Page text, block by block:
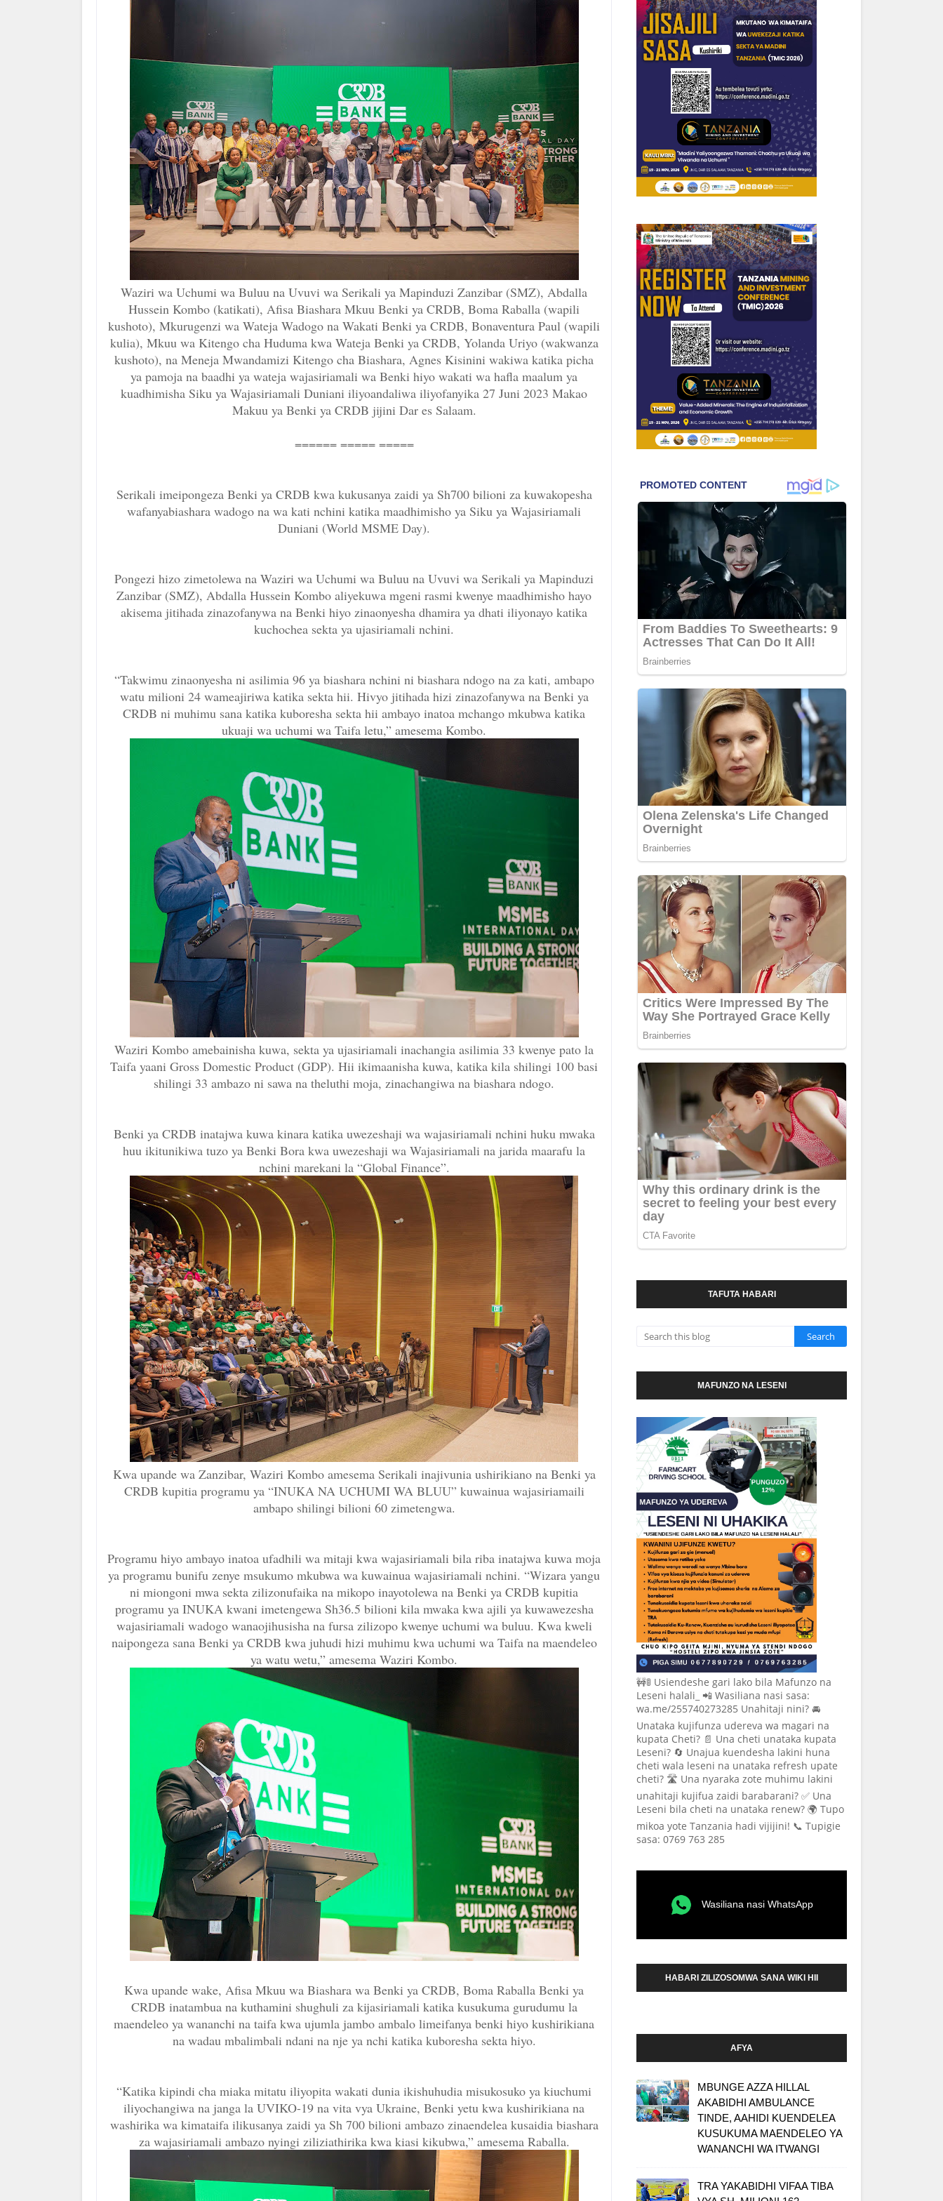
Waziri wa Uchumi wa Buluu na Uvuvi wa Serikali ya Mapinduzi Zanzibar (SMZ), Abdalla
Hussein Kombo (katikati), Afisa Biashara Mkuu Benki ya CRDB, Boma Raballa (wapili
kushoto), Mkurugenzi wa Wateja Wadogo na Wakati Benki ya CRDB, Bonaventura Paul (wapili
kulia), Mkuu wa Kitengo cha Huduma kwa Wateja Benki ya CRDB, Yolanda Uriyo (wakwanza
kushoto), na Meneja Mwandamizi Kitengo cha Biashara, Agnes Kisinini wakiwa katika picha
ya pamoja na baadhi ya wateja wajasiriamali wa Benki hiyo wakati wa hafla maalum ya
kuadhimisha Siku ya Wajasiriamali Duniani iliyoandaliwa iliyofanyika 27 Juni 2023 Makao
Makuu ya Benki ya CRDB jijini Dar es Salaam.
====== ===== =====
Serikali imeipongeza Benki ya CRDB kwa kukusanya zaidi ya Sh700 bilioni za kuwakopesha
wafanyabiashara wadogo na wa kati nchini katika maadhimisho ya Siku ya Wajasiriamali
Duniani (World MSME Day).
Pongezi hizo zimetolewa na Waziri wa Uchumi wa Buluu na Uvuvi wa Serikali ya Mapinduzi
Zanzibar (SMZ), Abdalla Hussein Kombo aliyekuwa mgeni rasmi kwenye maadhimisho hayo
akisema jitihada zinazofanywa na Benki hiyo zinaonyesha dhamira ya dhati iliyonayo katika
kuchochea sekta ya ujasiriamali nchini.
“Takwimu zinaonyesha ni asilimia 96 ya biashara nchini ni biashara ndogo na za kati, ambapo
watu milioni 24 wameajiriwa katika sekta hii. Hivyo jitihada hizi zinazofanywa na Benki ya
CRDB ni muhimu sana katika kuboresha sekta hii ambayo inatoa mchango mkubwa katika
ukuaji wa uchumi wa Taifa letu,” amesema Kombo.
Waziri Kombo amebainisha kuwa, sekta ya ujasiriamali inachangia asilimia 33 kwenye pato la
Taifa yaani Gross Domestic Product (GDP). Hii ikimaanisha kuwa, katika kila shilingi 100 basi
shilingi 33 ambazo ni sawa na theluthi moja, zinachangiwa na biashara ndogo.
Benki ya CRDB inatajwa kuwa kinara katika uwezeshaji wa wajasiriamali nchini huku mwaka
huu ikitunikiwa tuzo ya Benki Bora kwa uwezeshaji wa Wajasiriamali na jarida maarafu la
nchini marekani la “Global Finance”.
Kwa upande wa Zanzibar, Waziri Kombo amesema Serikali inajivunia ushirikiano na Benki ya
CRDB kupitia programu ya “INUKA NA UCHUMI WA BLUU” kuwainua wajasiriamaili
ambapo shilingi bilioni 60 zimetengwa.
Programu hiyo ambayo inatoa ufadhili wa mitaji kwa wajasiriamali bila riba inatajwa kuwa moja
ya programu bunifu zenye msukumo mkubwa wa kuwainua wajasiriamali nchini. “Wizara yangu
ni miongoni mwa sekta zilizonufaika na mikopo inayotolewa na Benki ya CRDB kupitia
programu ya INUKA kwani imetengewa Sh36.5 bilioni kila mwaka kwa ajili ya kuwawezesha
wajasiriamali wadogo wanaojihusisha na fursa zilizopo kwenye uchumi wa buluu. Kwa kweli
naipongeza sana Benki ya CRDB kwa juhudi hizi muhimu kwa uchumi wa Taifa na maendeleo
ya watu wetu,” amesema Waziri Kombo.
Kwa upande wake, Afisa Mkuu wa Biashara wa Benki ya CRDB, Boma Raballa Benki ya
CRDB inatambua na kuthamini shughuli za kijasiriamali katika kusukuma gurudumu la
maendeleo ya wananchi na taifa kwa ujumla jambo ambalo limeifanya benki hiyo kushirikiana
na wadau mbalimbali ndani na nje ya nchi katika kuboresha sekta hiyo.
“Katika kipindi cha miaka mitatu iliyopita wakati dunia ikishuhudia misukosuko ya kiuchumi
iliyochangiwa na janga la UVIKO-19 na vita vya Ukraine, Benki yetu kwa kushirikiana na
washirika wa kimataifa ilikusanya zaidi ya Sh 700 bilioni ambazo zinaendelea kusaidia biashara
za wajasiriamali ambazo nyingi ziliziathirika kwa kiasi kikubwa,” amesema Raballa.
TAFUTA HABARI
MAFUNZO NA LESENI
🚧🚦 Usiendeshe gari lako bila Mafunzo na
Leseni halali_ 📲 Wasiliana nasi sasa:
wa.me/255740273285 Unahitaji nini? 🚘
Unataka kujifunza udereva wa magari na
kupata Cheti? 📄 Una cheti unataka kupata
Leseni? 🔄 Unajua kuendesha lakini huna
cheti wala leseni na unataka refresh upate
cheti? 🛣️ Una nyaraka zote muhimu lakini
unahitaji kujifua zaidi barabarani? ✅ Una
Leseni bila cheti na unataka renew? 🌍 Tupo
mikoa yote Tanzania hadi vijijini! 📞 Tupigie
sasa: 0769 763 285
Wasiliana nasi WhatsApp
HABARI ZILIZOSOMWA SANA WIKI HII
AFYA
MBUNGE AZZA HILLAL
AKABIDHI AMBULANCE
TINDE, AAHIDI KUENDELEA
KUSUKUMA MAENDELEO YA
WANANCHI WA ITWANGI
TRA YAKABIDHI VIFAA TIBA